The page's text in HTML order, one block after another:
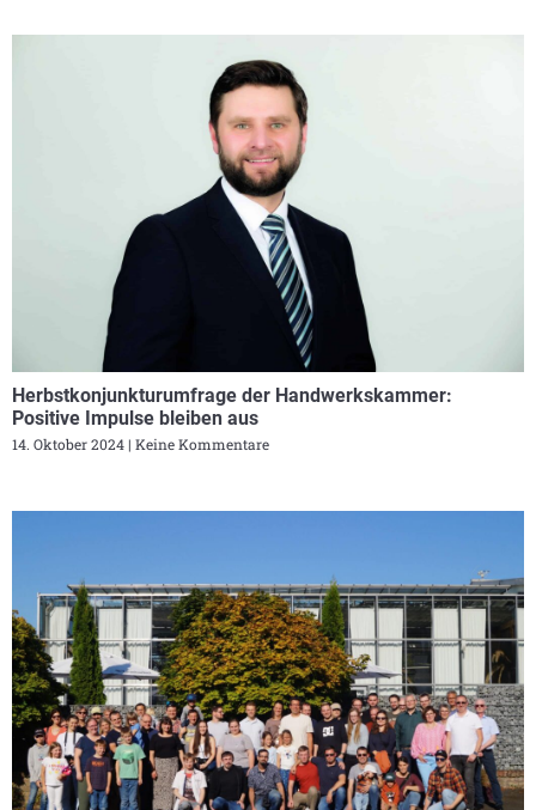
Herbstkonjunkturumfrage der Handwerkskammer:
Positive Impulse bleiben aus
14. Oktober 2024 Keine Kommentare